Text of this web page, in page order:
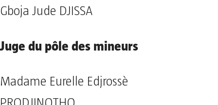
Gboja Jude DJISSA
Juge du pôle des mineurs
Madame Eurelle Edjrossè